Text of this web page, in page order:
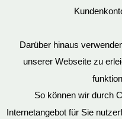
Darüber hinaus
unserer Webseite zu
So können wir durch
Internetangebot für Sie